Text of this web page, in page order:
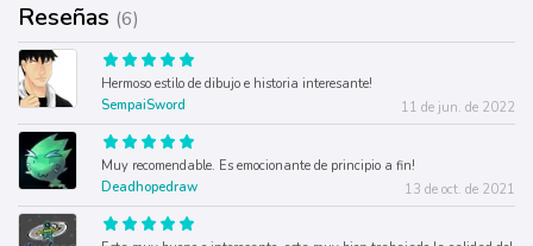
Reseñas (6)
Hermoso estilo de dibujo e historia interesante!
SempaiSword
11 de jun. de 2022
Muy recomendable. Es emocionante de principio a fin!
Deadhopedraw
13 de oct. de 2021